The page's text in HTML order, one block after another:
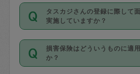
動計算で表示されます。
開始時間を２時間前後変更す
能です。依頼送信後、個別
んにメッセージを送り調整
い。ただし、２時間を越えて
する前にタスカジさんのプ
確認してください。
基本的に、高所での作業や
外での作業は対象外です。
主婦として長年の家事経験
方、栄養士・調理師といった
育園や学校の給食やレスト
係の専門職に従事されていた
すでにハウスキーパーや英語
てお仕事をしているフィリ
タスカジさんの登録に際して
実施していますか？
応募の際に、各自事務局と
を行っています。その後、身
写真提出をしていただいて
損害保険はどういうものに適
か？